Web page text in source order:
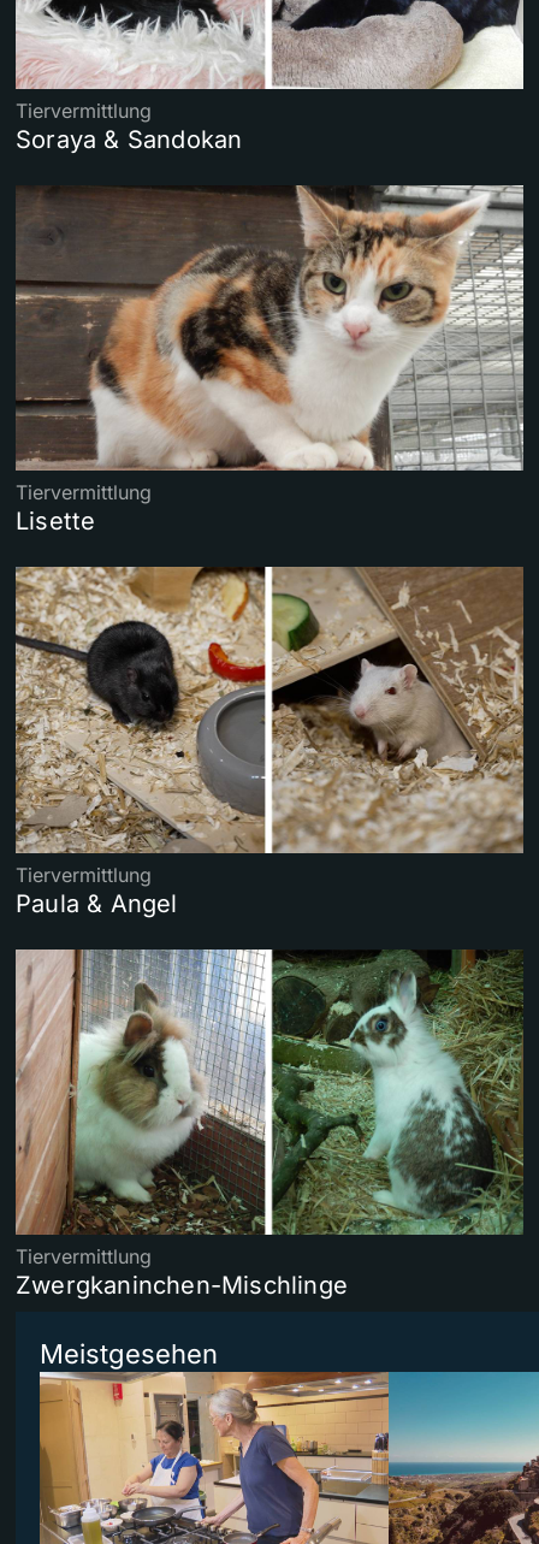
Tiervermittlung
Soraya & Sandokan
Tiervermittlung
Lisette
Tiervermittlung
Paula & Angel
Tiervermittlung
Zwergkaninchen-Mischlinge
Meistgesehen